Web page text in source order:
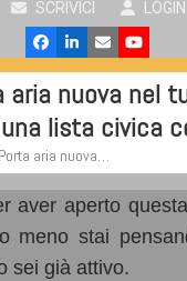
SCRIVICI LOGIN
Facebook
LinkedIn
EmailYouTube
aria nuova nel
lista civica
Porta aria nuova…
aver aperto
meno stai
sei già attivo.